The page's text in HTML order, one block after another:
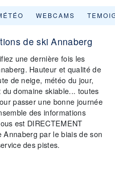
WEBCAMS
de ski Annaberg
une dernière fois les
Hauteur et qualité de
de neige, météo du jour,
domaine skiable... toutes
passer une bonne journée
des informations
est DIRECTEMENT
par le biais de son
des pistes.